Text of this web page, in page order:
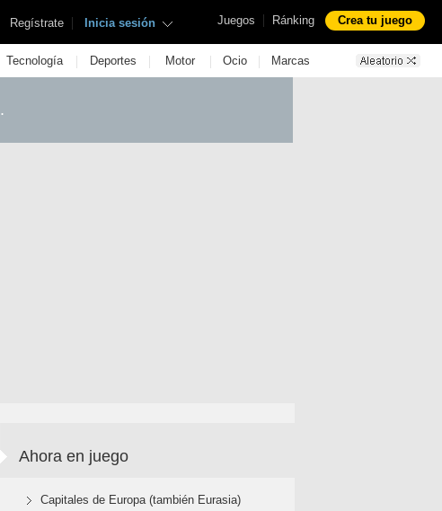
Juegos | Ránking Crea tu juego
Regístrate | Inicia sesión
Tecnología | Deportes | Motor | Ocio | Marcas
.
Ahora en juego
Capitales de Europa (también Eurasia)